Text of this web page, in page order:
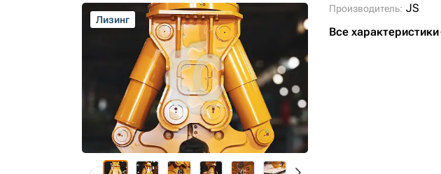
Лизинг
Лизинг
Лизинг
Лизинг
Лизинг
Лизинг
Производитель: JS
Все характеристики